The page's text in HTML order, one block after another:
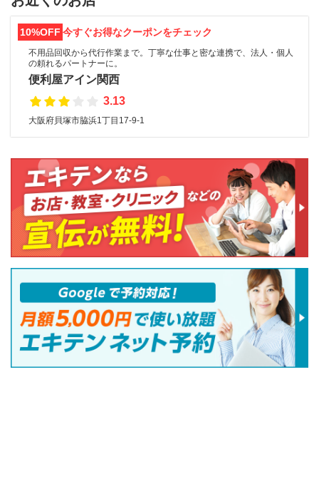
10%OFF 今すぐお得なクーポンをチェック
不用品回収から代行作業まで。丁寧な仕事と密な連携で、法人・個人
の頼れるパートナーに。
便利屋アイン関西
3.13
大阪府貝塚市脇浜1丁目17-9-1